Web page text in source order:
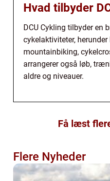
Hvad tilbyder
DCU Cykling tilbyder en
cykelaktiviteter,
mountainbiking,
arrangerer også løb,
aldre og niveauer.
Få læst
Flere Nyheder